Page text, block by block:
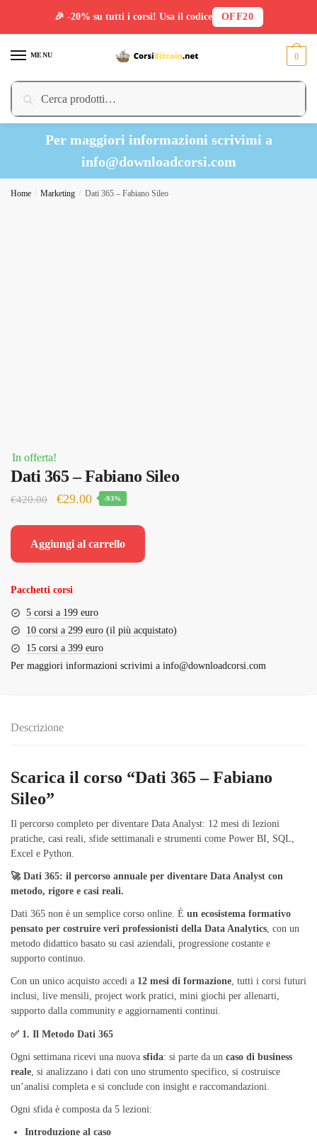
MENU
Cerca:
Cerca
0
Per maggiori informazioni scrivimi a
info@downloadcorsi.com
Home / Marketing / Dati 365 – Fabiano Sileo
In offerta!
Dati 365 – Fabiano Sileo
€420.00
Il
originale
€29.00Il
-93%
Aggiungi al carrello
Pacchetti corsi
5 corsi a 199 euro
10 corsi a 299 euro (il più acquistato)
15 corsi a 399 euro
Per maggiori informazioni scrivimi a info@downloadcorsi.com
Descrizione
Scarica il corso “Dati 365 – Fabiano
Sileo”
Il percorso completo per diventare Data Analyst: 12 mesi di lezioni
pratiche, casi reali, sfide settimanali e strumenti come Power BI, SQL,
Excel e Python.
🚀 Dati 365: il percorso annuale per diventare Data Analyst con
metodo, rigore e casi reali.
Dati 365 non è un semplice corso online. È un ecosistema formativo
pensato per costruire veri professionisti della Data Analytics, con un
metodo didattico basato su casi aziendali, progressione costante e
supporto continuo.
Con un unico acquisto accedi a 12 mesi di formazione, tutti i corsi futuri
inclusi, live mensili, project work pratici, mini giochi per allenarti,
supporto dalla community e aggiornamenti continui.
✅ 1. Il Metodo Dati 365
Ogni settimana ricevi una nuova sfida: si parte da un caso di business
reale , si analizzano i dati con uno strumento specifico, si costruisce
un’analisi completa e si conclude con insight e raccomandazioni.
Ogni sfida è composta da 5 lezioni:
Introduzione al caso
🎉 -20% su tutti i corsi! Usa il codice OFF20